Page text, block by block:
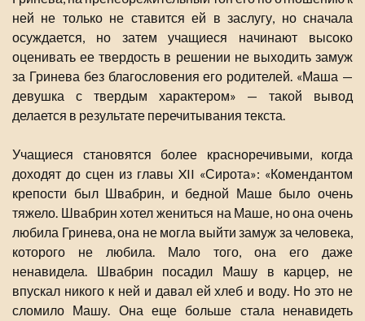
ней не только не ставится ей в заслугу, но сначала
осуждается, но затем учащиеся начинают высоко
оценивать ее твердость в решении не выходить замуж
за Гринева без благословения его родителей. «Маша —
девушка с твердым характером» — такой вывод
делается в результате перечитывания текста.
Учащиеся становятся более красноречивыми, когда
доходят до сцен из главы XII «Сирота»: «Комендантом
крепости был Швабрин, и бедной Маше было очень
тяжело. Швабрин хотел жениться на Маше, но она очень
любила Гринева, она не могла выйти замуж за человека,
которого не любила. Мало того, она его даже
ненавидела. Швабрин посадил Машу в карцер, не
впускал никого к ней и давал ей хлеб и воду. Но это не
сломило Машу. Она еще больше стала ненавидеть